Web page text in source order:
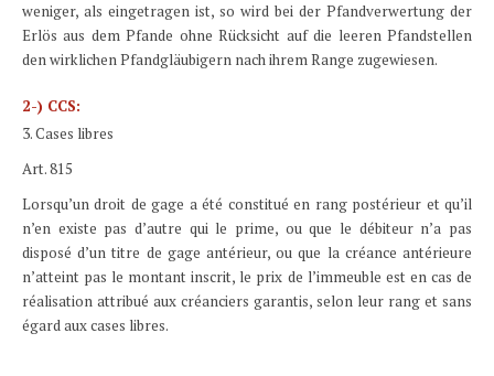
weniger, als eingetragen ist, so wird bei der Pfandverwertung der
Erlös aus dem Pfande ohne Rücksicht auf die leeren Pfandstellen
den wirklichen Pfandgläubigern nach ihrem Range zugewiesen.
2-) CCS:
3. Cases libres
Art. 815
Lorsqu’un droit de gage a été constitué en rang postérieur et qu’il
n’en existe pas d’autre qui le prime, ou que le débiteur n’a pas
disposé d’un titre de gage antérieur, ou que la créance antérieure
n’atteint pas le montant inscrit, le prix de l’immeuble est en cas de
réalisation attribué aux créanciers garantis, selon leur rang et sans
égard aux cases libres.